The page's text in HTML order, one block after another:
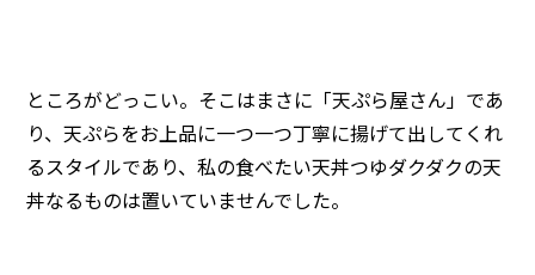
ところがどっこい。そこはまさに「天ぷら屋さん」であ
り、天ぷらをお上品に一つ一つ丁寧に揚げて出してくれ
るスタイルであり、私の食べたい天丼つゆダクダクの天
丼なるものは置いていませんでした。